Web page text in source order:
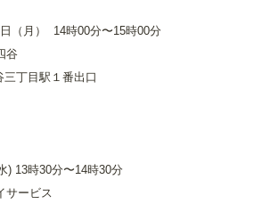
（月） 14時00分〜15時00分
谷
丁目駅１番出口
) 13時30分〜14時30分
サービス